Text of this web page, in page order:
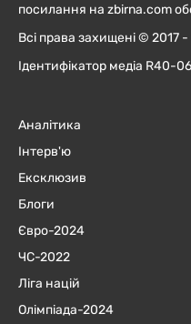
посилання на zbirna.com
Всі права захищені ©
Ідентифікатор медіа R40-
Аналітика
Інтерв'ю
Ексклюзив
Блоги
Євро-2024
ЧC-2022
Ліга націй
Олімпіада-2024